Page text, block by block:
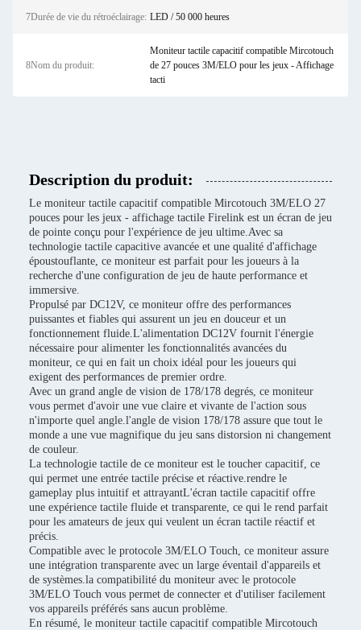
7Durée de vie du rétroéclairage: LED / 50 000 heures
8Nom du produit:
Moniteur tactile capacitif compatible Mircotouch
de 27 pouces 3M/ELO pour les jeux - Affichage
tacti
Description du produit:
Le moniteur tactile capacitif compatible Mircotouch 3M/ELO 27
pouces pour les jeux - affichage tactile Firelink est un écran de jeu
de pointe conçu pour l'expérience de jeu ultime.Avec sa
technologie tactile capacitive avancée et une qualité d'affichage
époustouflante, ce moniteur est parfait pour les joueurs à la
recherche d'une configuration de jeu de haute performance et
immersive.
Propulsé par DC12V, ce moniteur offre des performances
puissantes et fiables qui assurent un jeu en douceur et un
fonctionnement fluide.L'alimentation DC12V fournit l'énergie
nécessaire pour alimenter les fonctionnalités avancées du
moniteur, ce qui en fait un choix idéal pour les joueurs qui
exigent des performances de premier ordre.
Avec un grand angle de vision de 178/178 degrés, ce moniteur
vous permet d'avoir une vue claire et vivante de l'action sous
n'importe quel angle.l'angle de vision 178/178 assure que tout le
monde a une vue magnifique du jeu sans distorsion ni changement
de couleur.
La technologie tactile de ce moniteur est le toucher capacitif, ce
qui permet une entrée tactile précise et réactive.rendre le
gameplay plus intuitif et attrayantL'écran tactile capacitif offre
une expérience tactile fluide et transparente, ce qui le rend parfait
pour les amateurs de jeux qui veulent un écran tactile réactif et
précis.
Compatible avec le protocole 3M/ELO Touch, ce moniteur assure
une intégration transparente avec un large éventail d'appareils et
de systèmes.la compatibilité du moniteur avec le protocole
3M/ELO Touch vous permet de connecter et d'utiliser facilement
vos appareils préférés sans aucun problème.
En résumé, le moniteur tactile capacitif compatible Mircotouch